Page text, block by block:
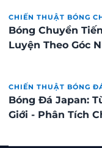
CHIẾN THUẬT BÓNG
Bóng Chuyền
Luyện Theo Góc
CHIẾN THUẬT BÓNG
Bóng Đá Japan:
Giới - Phân Tích